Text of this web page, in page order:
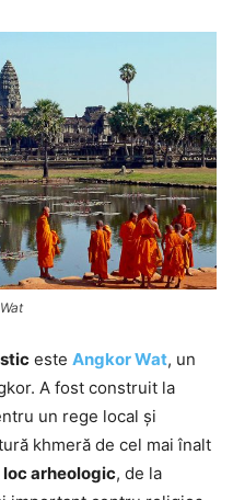
este Angkor Wat, un
A fost construit la
un rege local și
khmeră de cel mai înalt
loc arheologic, de la